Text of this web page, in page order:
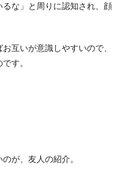
るな」と周りに認知され、顔
互いが意識しやすいので、
す。
が、友人の紹介。